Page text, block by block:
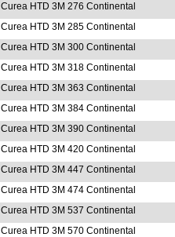
Curea HTD 3M 276 Continental
Curea HTD 3M 285 Continental
Curea HTD 3M 300 Continental
Curea HTD 3M 318 Continental
Curea HTD 3M 363 Continental
Curea HTD 3M 384 Continental
Curea HTD 3M 390 Continental
Curea HTD 3M 420 Continental
Curea HTD 3M 447 Continental
Curea HTD 3M 474 Continental
Curea HTD 3M 537 Continental
Curea HTD 3M 570 Continental